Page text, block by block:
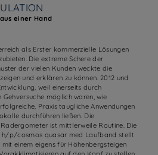
einer Hand
als Erster kommerzielle Lösungen
Die extreme Schere der
der vielen Kunden weckte die
und erklären zu können. 2012 und
weil einerseits durch
möglich waren, wie
Praxis taugliche Anwendungen
durchführen ließen. Die
ist mittlerweile Routine. Die
h/p/cosmos quasar med Laufband stellt
einem eigens für Höhenbergsteigen